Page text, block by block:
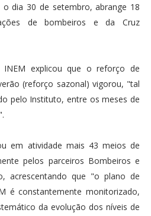
dia 30 de setembro, abrange 18
de bombeiros e da Cruz
explicou que o reforço de
(reforço sazonal) vigorou, "tal
pelo Instituto, entre os meses de
em atividade mais 43 meios de
pelos parceiros Bombeiros e
acrescentando que "o plano de
é constantemente monitorizado,
da evolução dos níveis de